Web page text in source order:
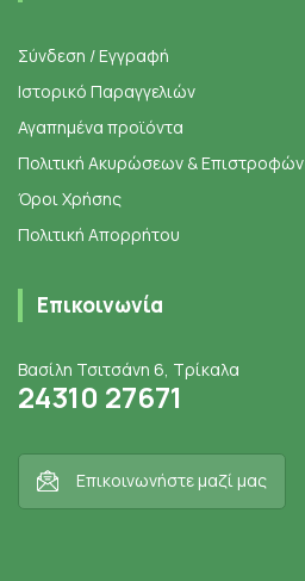
Σύνδεση / Εγγραφή
Ιστορικό Παραγγελιών
Αγαπημένα προϊόντα
Πολιτική Ακυρώσεων & Επιστροφών
Όροι Χρήσης
Πολιτική Απορρήτου
Επικοινωνία
Βασίλη Τσιτσάνη 6, Τρίκαλα
24310 27671
Επικοινωνήστε μαζί μας